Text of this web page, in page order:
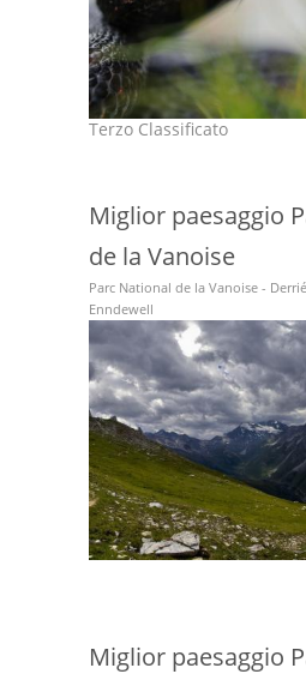
Terzo Classificato
Miglior paesaggio
de la Vanoise
Parc National de la Vanoise -
Enndewell
Miglior paesaggio